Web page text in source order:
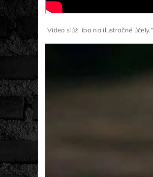
„Video slúži iba na ilustračné účely.“